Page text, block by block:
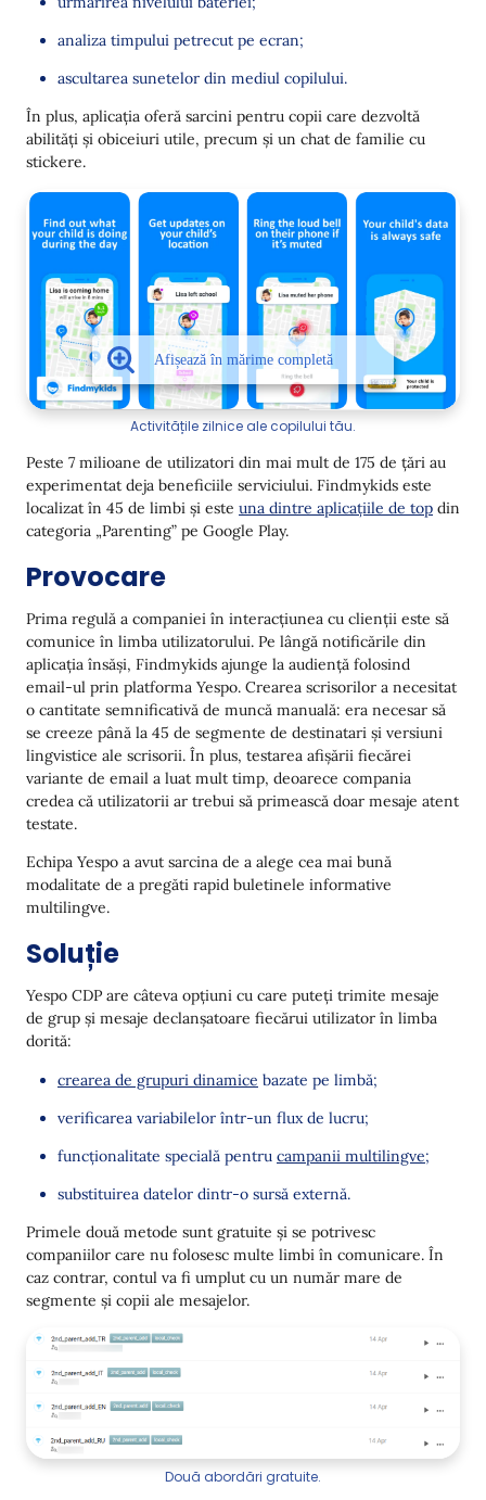
analiza timpului petrecut pe ecran;
ascultarea sunetelor din mediul copilului.
În plus, aplicația oferă sarcini pentru copii care dezvoltă
abilități și obiceiuri utile, precum și un chat de familie cu
stickere.
Activitățile zilnice ale copilului tău.
Peste 7 milioane de utilizatori din mai mult de 175 de țări au
experimentat deja beneficiile serviciului. Findmykids este
localizat în 45 de limbi și este una dintre aplicațiile de top din
categoria „Parenting” pe Google Play.
Provocare
Prima regulă a companiei în interacțiunea cu clienții este să
comunice în limba utilizatorului. Pe lângă notificările din
aplicația însăși, Findmykids ajunge la audiență folosind
email-ul prin platforma Yespo. Crearea scrisorilor a necesitat
o cantitate semnificativă de muncă manuală: era necesar să
se creeze până la 45 de segmente de destinatari și versiuni
lingvistice ale scrisorii. În plus, testarea afișării fiecărei
variante de email a luat mult timp, deoarece compania
credea că utilizatorii ar trebui să primească doar mesaje atent
testate.
Echipa Yespo a avut sarcina de a alege cea mai bună
modalitate de a pregăti rapid buletinele informative
multilingve.
Soluție
Yespo CDP are câteva opțiuni cu care puteți trimite mesaje
de grup și mesaje declanșatoare fiecărui utilizator în limba
dorită:
crearea de grupuri dinamice bazate pe limbă;
verificarea variabilelor într-un flux de lucru;
funcționalitate specială pentru campanii multilingve;
substituirea datelor dintr-o sursă externă.
Primele două metode sunt gratuite și se potrivesc
companiilor care nu folosesc multe limbi în comunicare. În
caz contrar, contul va fi umplut cu un număr mare de
segmente și copii ale mesajelor.
Două abordări gratuite.